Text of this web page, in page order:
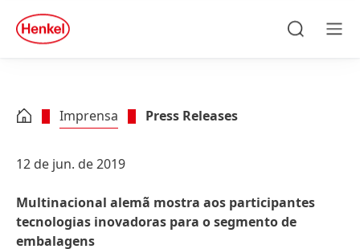
Skip to footer
quick
search
Imprensa Press Releases
12 de jun. de 2019
Multinacional alemã mostra aos participantes
tecnologias inovadoras para o segmento de
embalagens